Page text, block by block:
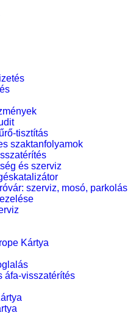
tisztítás
szaktanfolyamok
és szerviz
szerviz, mosó, parkolás
Kártya
áfa-visszatérítés